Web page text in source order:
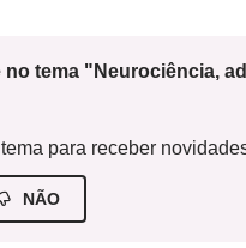
no tema "Neurociência,
para receber
NÃO